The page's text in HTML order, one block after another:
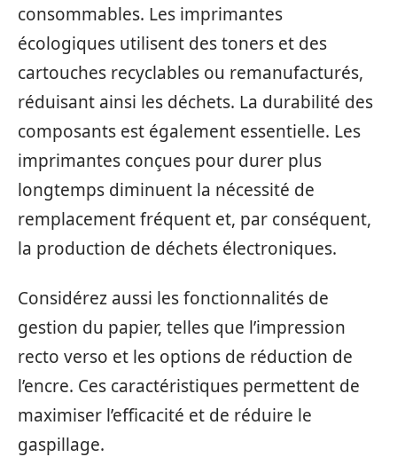
consommables. Les imprimantes
écologiques utilisent des toners et des
cartouches recyclables ou remanufacturés,
réduisant ainsi les déchets. La durabilité des
composants est également essentielle. Les
imprimantes conçues pour durer plus
longtemps diminuent la nécessité de
remplacement fréquent et, par conséquent,
la production de déchets électroniques.
Considérez aussi les fonctionnalités de
gestion du papier, telles que l’impression
recto verso et les options de réduction de
l’encre. Ces caractéristiques permettent de
maximiser l’efficacité et de réduire le
gaspillage.